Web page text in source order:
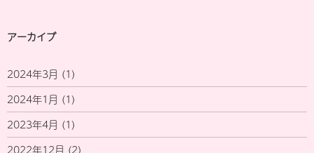
アーカイブ
2024年3月 (1)
2024年1月 (1)
2023年4月 (1)
2022年12月 (2)